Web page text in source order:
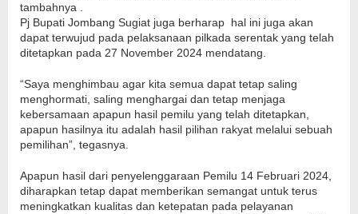
tambahnya .
Pj Bupati Jombang Sugiat juga berharap hal ini juga akan
dapat terwujud pada pelaksanaan pilkada serentak yang telah
ditetapkan pada 27 November 2024 mendatang.
“Saya menghimbau agar kita semua dapat tetap saling
menghormati, saling menghargai dan tetap menjaga
kebersamaan apapun hasil pemilu yang telah ditetapkan,
apapun hasilnya itu adalah hasil pilihan rakyat melalui sebuah
pemilihan”, tegasnya.
Apapun hasil dari penyelenggaraan Pemilu 14 Februari 2024,
diharapkan tetap dapat memberikan semangat untuk terus
meningkatkan kualitas dan ketepatan pada pelayanan